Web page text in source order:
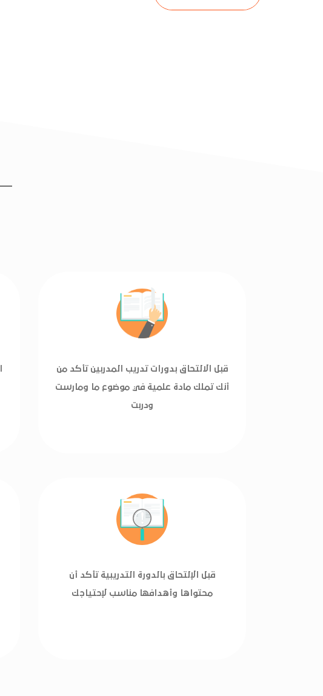
قبل الالتحاق بدورات تدريب المدربين تأكد من
أنك تملك مادة علمية في موضوع ما ومارست
ودربت
قبل الإلتحاق بالدورة التدريبية تأكد أن
محتواها وأهدافها مناسب لإحتياجك